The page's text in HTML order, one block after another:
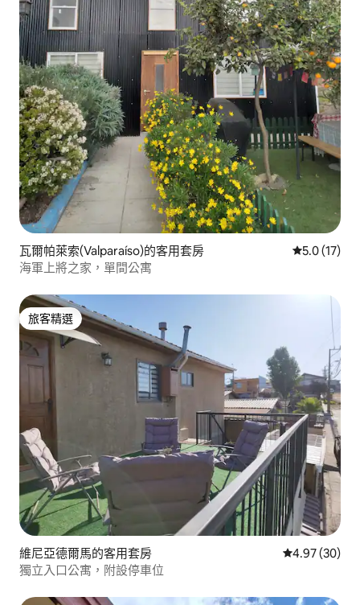
瓦爾帕萊索(Valparaíso)的客用套房 從 17 則評
5.0 (17)
海軍上將之家，單間公寓
旅客精選
旅客精選
維尼亞德爾馬的客用套房 從 30 則評價
4.97 (30)
獨立入口公寓，附設停車位